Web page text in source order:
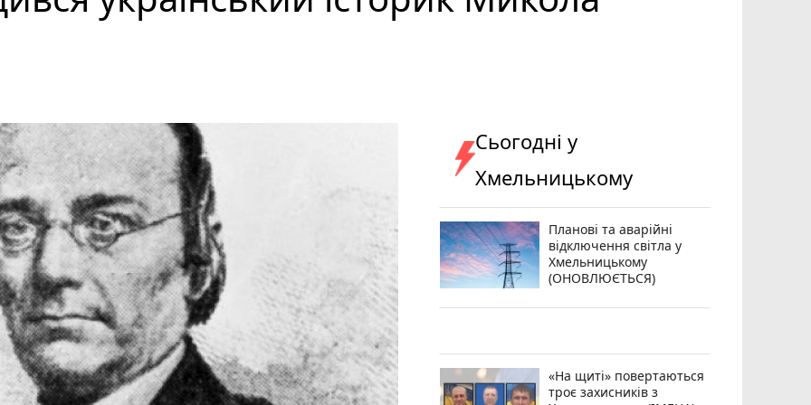
Сьогодні у
Хмельницькому
Планові та аварійні
відключення світла у
Хмельницькому
(ОНОВЛЮЄТЬСЯ)
«На щиті» повертаються
троє захисників з